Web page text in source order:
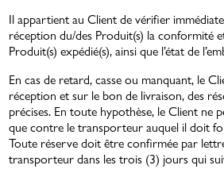
Il appartient au Client de vérifier
réception du/des Produit(s) la conformité
Produit(s) expédié(s), ainsi que l’état de
En cas de retard, casse ou manquant, le
réception et sur le bon de livraison, des
précises. En toute hypothèse, le Client ne
que contre le transporteur auquel il doit
Toute réserve doit être confirmée par
transporteur dans les trois (3) jours qui